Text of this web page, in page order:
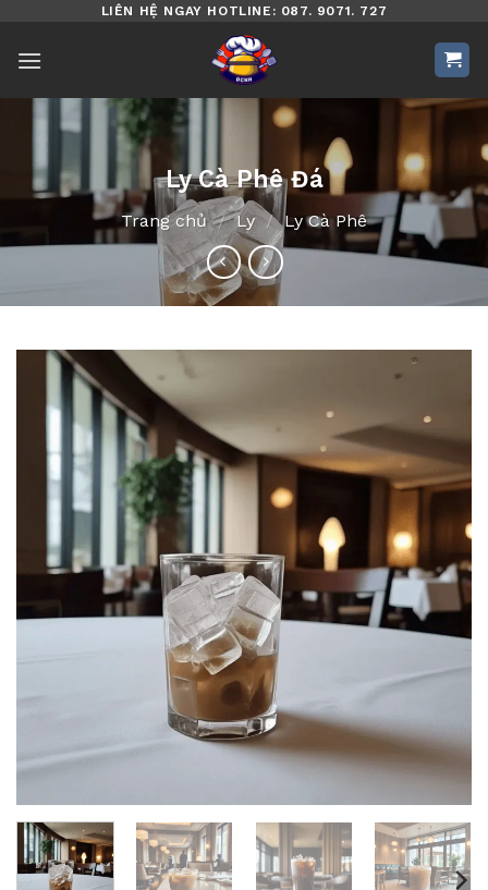
nội
dung
LIÊN HỆ NGAY HOTLINE: 087. 9071. 727
Ly Cà Phê Đá
Trang chủ / Ly / Ly Cà Phê